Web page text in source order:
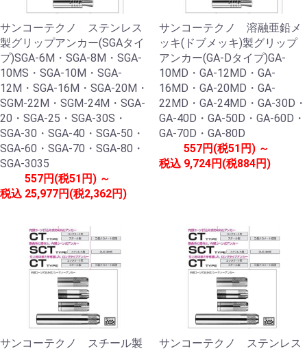
サンコーテクノ ステンレス
製グリップアンカー(SGAタイ
プ)SGA-6M・SGA-8M・SGA-
10MS・SGA-10M・SGA-
12M・SGA-16M・SGA-20M・
SGM-22M・SGM-24M・SGA-
20・SGA-25・SGA-30S・
SGA-30・SGA-40・SGA-50・
SGA-60・SGA-70・SGA-80・
SGA-3035
税込
557円(税51円) ～
25,977円(税2,362円)
サンコーテクノ 溶融亜鉛メ
ッキ(ドブメッキ)製グリップ
アンカー(GA-Dタイプ)GA-
10MD・GA-12MD・GA-
16MD・GA-20MD・GA-
22MD・GA-24MD・GA-30D・
GA-40D・GA-50D・GA-60D・
GA-70D・GA-80D
税込
557円(税51円) ～
9,724円(税884円)
サンコーテクノ スチール製
サンコーテクノ ステンレス